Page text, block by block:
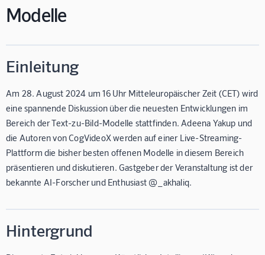
Modelle
Einleitung
Am 28. August 2024 um 16 Uhr Mitteleuropäischer Zeit (CET) wird
eine spannende Diskussion über die neuesten Entwicklungen im
Bereich der Text-zu-Bild-Modelle stattfinden. Adeena Yakup und
die Autoren von CogVideoX werden auf einer Live-Streaming-
Plattform die bisher besten offenen Modelle in diesem Bereich
präsentieren und diskutieren. Gastgeber der Veranstaltung ist der
bekannte AI-Forscher und Enthusiast @_akhaliq.
Hintergrund